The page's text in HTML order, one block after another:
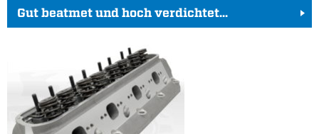
Gut beatmet und hoch verdichtet...